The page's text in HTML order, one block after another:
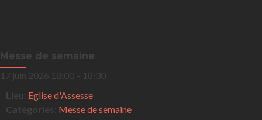
Messe de semaine
17 juin 2026 18:00
18:30
Lieu: Eglise d'Assesse
Catégories: Messe de semaine